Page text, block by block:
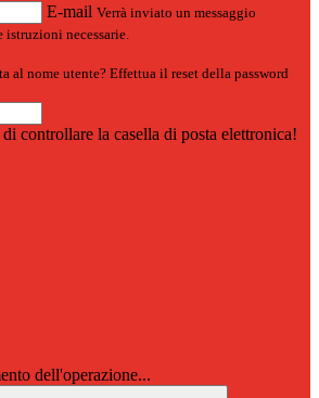
E-mail Verrà inviato un messaggio
necessarie.
al nome utente? Effettua il reset della password
controllare la casella di posta elettronica!
dell'operazione...